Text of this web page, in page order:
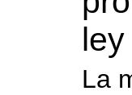
ley
La